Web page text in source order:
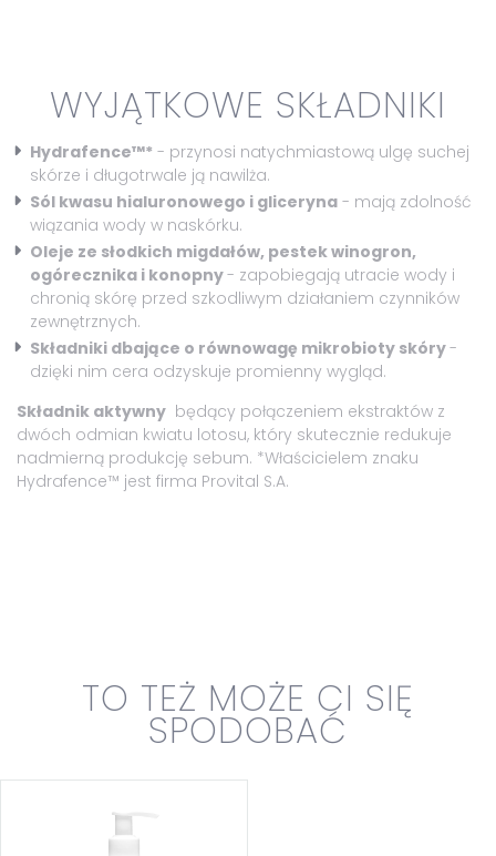
WYJĄTKOWE SKŁADNIKI
Hydrafence™* - przynosi natychmiastową ulgę suchej
skórze i długotrwale ją nawilża.
Sól kwasu hialuronowego i gliceryna - mają zdolność
wiązania wody w naskórku.
Oleje ze słodkich migdałów, pestek winogron,
ogórecznika i konopny- zapobiegają utracie wody i
chronią skórę przed szkodliwym działaniem czynników
zewnętrznych.
Składniki dbające o równowagę mikrobioty skóry-
dzięki nim cera odzyskuje promienny wygląd.
Składnik aktywny będący połączeniem ekstraktów z
dwóch odmian kwiatu lotosu, który skutecznie redukuje
nadmierną produkcję sebum. *Właścicielem znaku
Hydrafence™ jest firma Provital S.A.
TO TEŻ MOŻE CI SIĘ
SPODOBAĆ